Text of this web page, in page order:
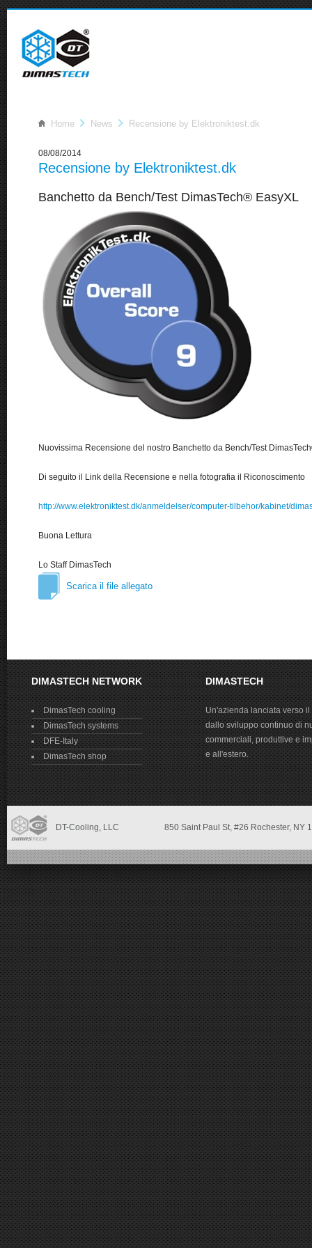
Home News Recensione by Elektroniktest.dk
08/08/2014
Recensione by Elektroniktest.dk
Banchetto da Bench/Test DimasTech® EasyXL
Nuovissima Recensione del nostro Banchetto da Bench/Test
Di seguito il Link della Recensione e nella fotografia il Riconoscimento
http://www.elektroniktest.dk/anmeldelser/computer-tilbehor/kabinet/
Buona Lettura
Lo Staff DimasTech
Scarica il file allegato
DIMASTECH NETWORK
DimasTech cooling
DimasTech systems
DFE-Italy
DimasTech shop
DIMASTECH
Un'azienda lanciata verso
dallo sviluppo continuo di
commerciali, produttive e
e all'estero.
DT-Cooling, LLC 850 Saint Paul St, #26 Rochester, NY